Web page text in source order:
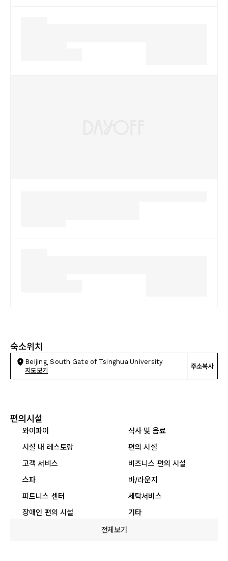
숙소위치
Beijing, South Gate of Tsinghua University
지도보기
주소복사
편의시설
와이파이
식사 및 음료
시설 내 레스토랑
편의 시설
고객 서비스
비즈니스 편의 시설
스파
바/라운지
피트니스 센터
세탁서비스
장애인 편의 시설
기타
전체보기